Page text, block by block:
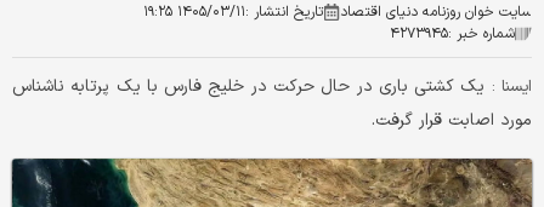
سایت خوان روزنامه دنیای اقتصاد تاریخ انتشار :۱۴۰۵/۰۳/۱۱ ۱۹:۲۵
شماره خبر :۴۲۷۳۹۴۵
ايسنا : یک کشتی باری در حال حرکت در خلیج فارس با یک پرتابه ناشناس
مورد اصابت قرار گرفت.